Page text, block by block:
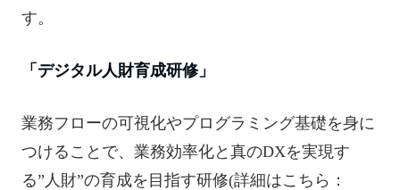
す。
「デジタル人財育成研修」
業務フローの可視化やプログラミング基礎を身に
つけることで、業務効率化と真のDXを実現す
る”人財”の育成を目指す研修(詳細はこちら：